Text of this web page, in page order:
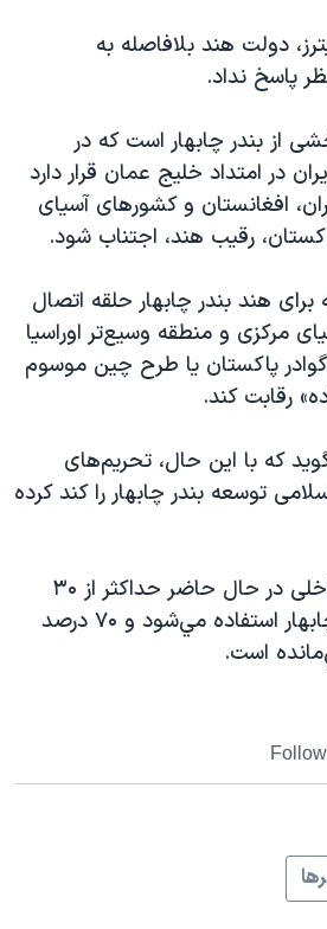
نوبل صلح
«سی‌پک»
چین
دولت هند بلافاصله به
پاسخ نداد.
از بندر چابهار است که در
در امتداد خلیج عمان قرار دارد
افغانستان و کشورهای آسیای
رقیب هند، اجتناب شود.
برای هند بندر چابهار حلقه اتصال
مرکزی و منطقه وسیع‌تر اوراسیا
گوادر پاکستان یا طرح چین موسوم
رقابت کند.
که با این حال، تحریم‌های
توسعه بندر چابهار را کند کرده
به گزارش رسانه‌های داخلی در حال حاضر حداكثر از ۳۰
درصد از ظرفيت بندر چابهار استفاده مي‌شود و ۷۰ درصد
است.